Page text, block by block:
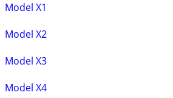
Model X1
Model X2
Model X3
Model X4